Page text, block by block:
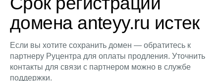
домена anteyy.ru истек
Если вы хотите сохранить домен — обратитесь к
партнеру Руцентра для оплаты продления. Уточнить
контакты для связи с партнером можно в службе
поддержки.